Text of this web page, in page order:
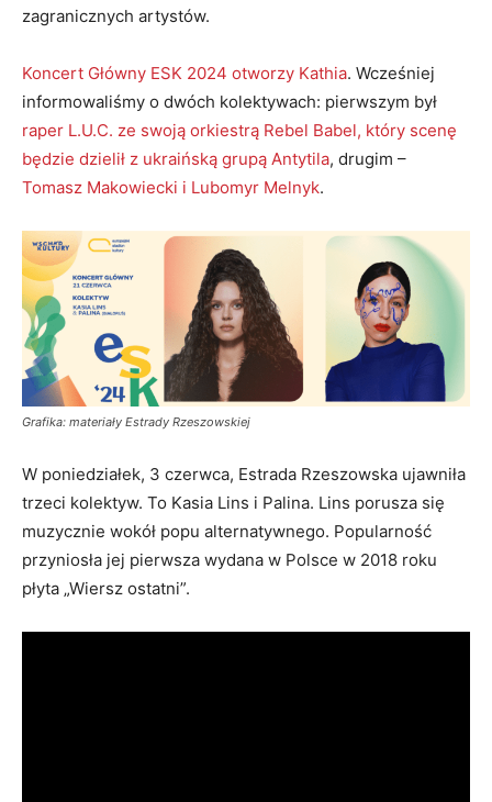
zagranicznych artystów.
Koncert Główny ESK 2024 otworzy Kathia. Wcześniej
informowaliśmy o dwóch kolektywach: pierwszym był
raper L.U.C. ze swoją orkiestrą Rebel Babel, który scenę
będzie dzielił z ukraińską grupą Antytila, drugim –
Tomasz Makowiecki i Lubomyr Melnyk.
Grafika: materiały Estrady Rzeszowskiej
W poniedziałek, 3 czerwca, Estrada Rzeszowska ujawniła
trzeci kolektyw. To Kasia Lins i Palina. Lins porusza się
muzycznie wokół popu alternatywnego. Popularność
przyniosła jej pierwsza wydana w Polsce w 2018 roku
płyta „Wiersz ostatni”.